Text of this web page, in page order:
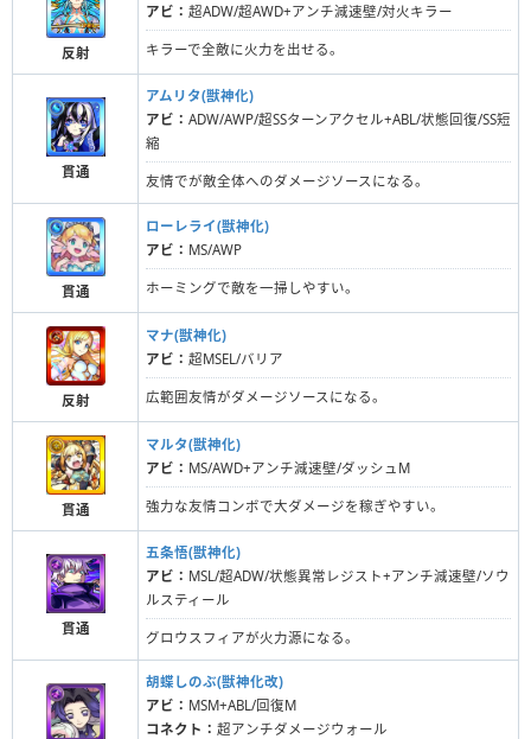
反射
アビ： 超ADW/超AWD+アンチ減速壁/対火キラー
キラーで全敵に火力を出せる。
貫通
アムリタ(獣神化)
アビ： ADW/AWP/超SSターンアクセル+ABL/状態回復/SS短
縮
友情でが敵全体へのダメージソースになる。
貫通
ローレライ(獣神化)
アビ： MS/AWP
ホーミングで敵を一掃しやすい。
反射
マナ(獣神化)
アビ： 超MSEL/バリア
広範囲友情がダメージソースになる。
貫通
マルタ(獣神化)
アビ： MS/AWD+アンチ減速壁/ダッシュM
強力な友情コンボで大ダメージを稼ぎやすい。
貫通
五条悟(獣神化)
アビ： MSL/超ADW/状態異常レジスト+アンチ減速壁/ソウ
ルスティール
グロウスフィアが火力源になる。
胡蝶しのぶ(獣神化改)
アビ： MSM+ABL/回復M
コネクト： 超アンチダメージウォール